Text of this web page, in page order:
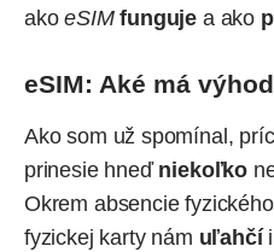
akoeSIM funguje a ako
eSIM: Aké má
Ako som už spomínal,
prinesie hneď niekoľko
Okrem absencie
fyzickej karty nám uľahčíi